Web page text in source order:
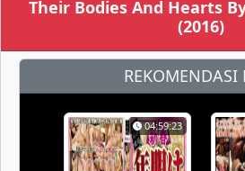
Their Bodies And Hearts
(2016)
REKOMENDASI
04:59:23